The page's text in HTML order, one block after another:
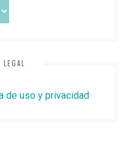
LEGAL
de uso y privacidad